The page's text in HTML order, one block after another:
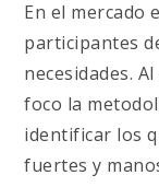
En el mercado
participantes
necesidades.
foco la
identificar los
fuertes y